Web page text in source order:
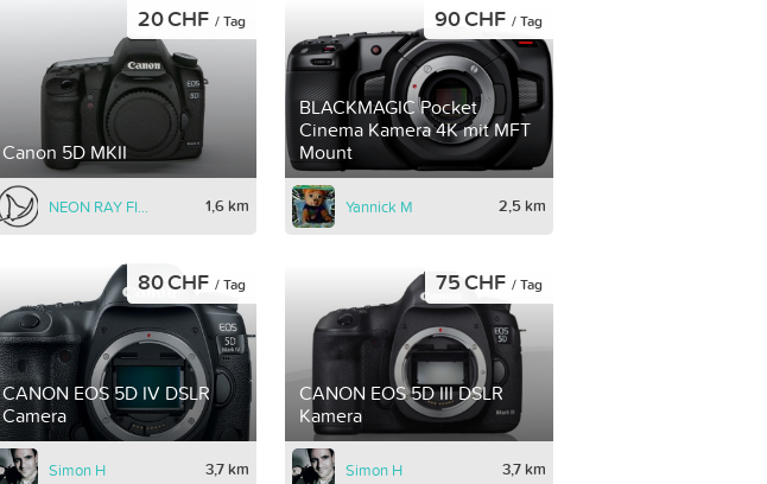
Canon 5D MKII
20 CHF / Tag
1,6 km
BLACKMAGIC Pocket
Cinema Kamera 4K mit MFT
Mount
90 CHF / Tag
Yannick M 2,5 km
CANON EOS 5D IV DSLR
Camera
80 CHF / Tag
Simon H 3,7 km
CANON EOS 5D III DSLR
Kamera
75 CHF / Tag
Simon H 3,7 km